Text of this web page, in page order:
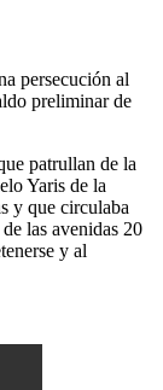
persecución al
preliminar de
patrullan de la
Yaris de la
y que circulaba
las avenidas 20
y al